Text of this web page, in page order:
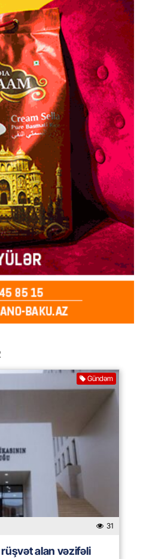
Gündəm
31
alan vəzifəli